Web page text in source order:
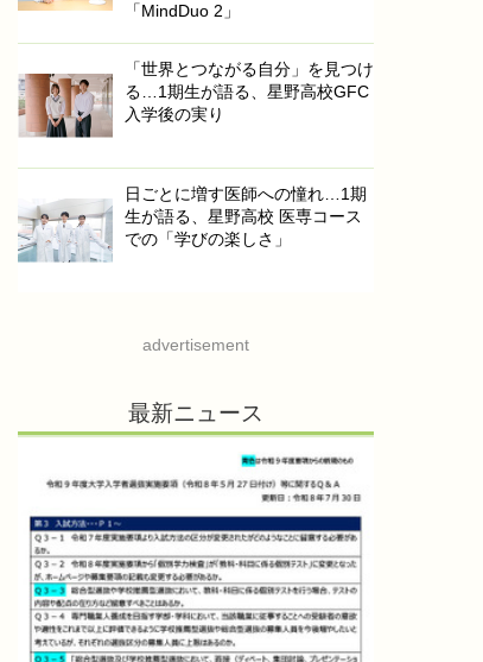
「MindDuo 2」
「世界とつながる自分」を見つけ
る…1期生が語る、星野高校GFC
入学後の実り
日ごとに増す医師への憧れ…1期
生が語る、星野高校 医専コース
での「学びの楽しさ」
advertisement
最新ニュース